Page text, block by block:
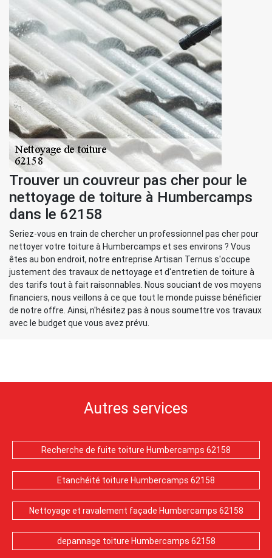
Trouver un couvreur pas cher pour le
nettoyage de toiture à Humbercamps
dans le 62158
Seriez-vous en train de chercher un professionnel pas cher pour
nettoyer votre toiture à Humbercamps et ses environs ? Vous
êtes au bon endroit, notre entreprise Artisan Ternus s'occupe
justement des travaux de nettoyage et d'entretien de toiture à
des tarifs tout à fait raisonnables. Nous souciant de vos moyens
financiers, nous veillons à ce que tout le monde puisse bénéficier
de notre offre. Ainsi, n'hésitez pas à nous soumettre vos travaux
avec le budget que vous avez prévu.
Autres services
Recherche de fuite toiture Humbercamps 62158
Etanchéité toiture Humbercamps 62158
Nettoyage et ravalement façade Humbercamps 62158
depannage toiture Humbercamps 62158